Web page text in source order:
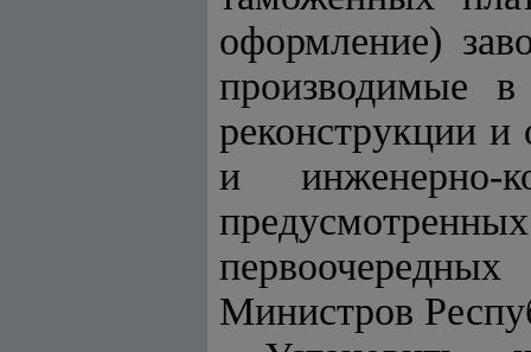
оформление)
производимые в
реконструкции и
и инженерно-
Министров